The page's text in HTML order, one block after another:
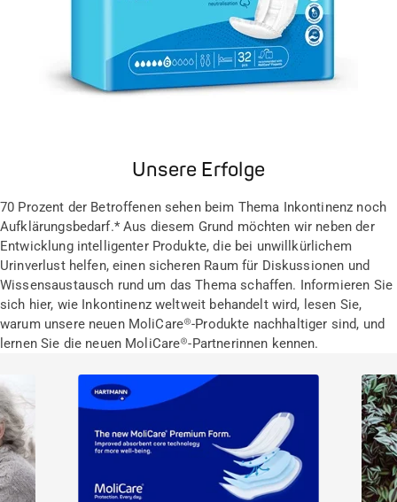
Unsere Erfolge
70 Prozent der Betroffenen sehen beim Thema Inkontinenz noch
Aufklärungsbedarf.* Aus diesem Grund möchten wir neben der
Entwicklung intelligenter Produkte, die bei unwillkürlichem
Urinverlust helfen, einen sicheren Raum für Diskussionen und
Wissensaustausch rund um das Thema schaffen. Informieren Sie
sich hier, wie Inkontinenz weltweit behandelt wird, lesen Sie,
warum unsere neuen MoliCare®-Produkte nachhaltiger sind, und
lernen Sie die neuen MoliCare®-Partnerinnen kennen.